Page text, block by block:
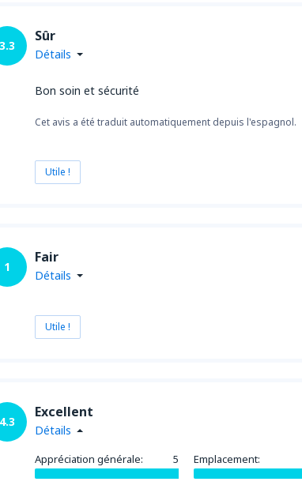
3.3
Sûr
Détails
Bon soin et sécurité
Cet avis a été traduit automatiquement depuis l'espagnol.
Utile !
1
Fair
Détails
Utile !
4.3
Excellent
Détails
Appréciation générale: 5 Emplacement: